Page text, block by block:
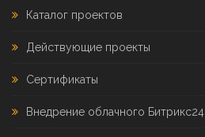
Каталог проектов
Действующие проекты
Сертификаты
Внедрение облачного Битрикс24